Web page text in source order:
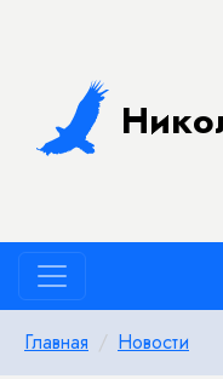
Главная Новости